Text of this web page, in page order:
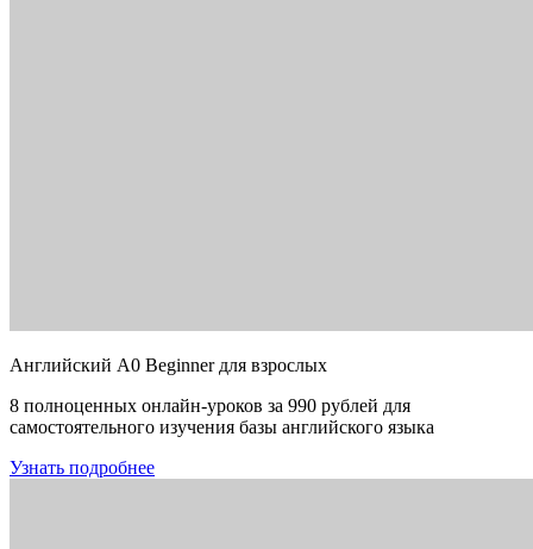
Английский A0 Beginner для взрослых
8 полноценных онлайн-уроков за 990 рублей для
самостоятельного изучения базы английского языка
Узнать подробнее